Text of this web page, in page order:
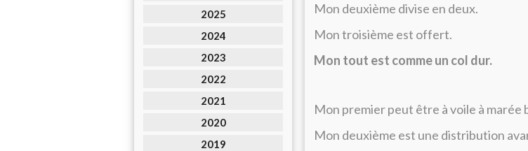
2025
2024
2023
2022
2021
2020
2019
Mon deuxième divise en deux.
Mon troisième est offert.
Mon tout est comme un col dur.
Mon premier peut être à voile à marée
Mon deuxième est une distribution